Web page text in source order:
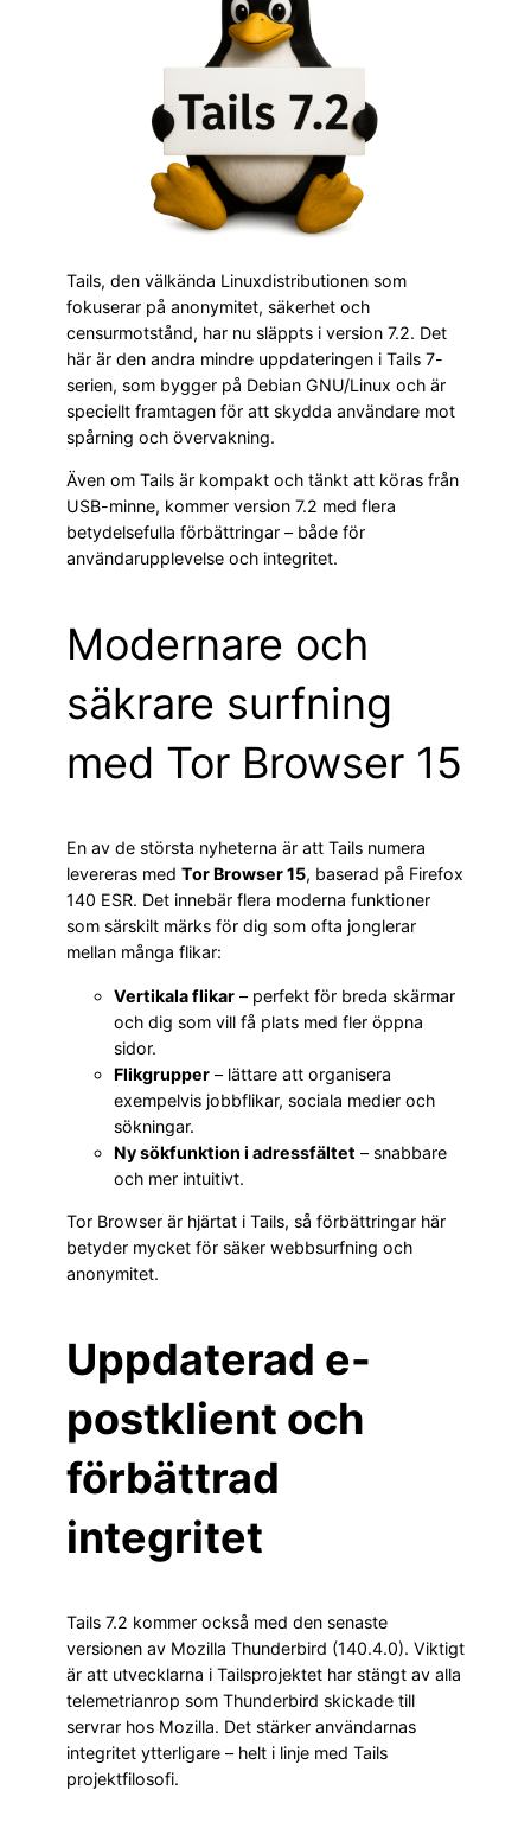
Tails, den välkända Linuxdistributionen som
fokuserar på anonymitet, säkerhet och
censurmotstånd, har nu släppts i version 7.2. Det
här är den andra mindre uppdateringen i Tails 7-
serien, som bygger på Debian GNU/Linux och är
speciellt framtagen för att skydda användare mot
spårning och övervakning.
Även om Tails är kompakt och tänkt att köras från
USB-minne, kommer version 7.2 med flera
betydelsefulla förbättringar – både för
användarupplevelse och integritet.
Modernare och
säkrare surfning
med Tor Browser 15
En av de största nyheterna är att Tails numera
levereras med Tor Browser 15, baserad på Firefox
140 ESR. Det innebär flera moderna funktioner
som särskilt märks för dig som ofta jonglerar
mellan många flikar:
Vertikala flikar – perfekt för breda skärmar
och dig som vill få plats med fler öppna
sidor.
Flikgrupper – lättare att organisera
exempelvis jobbflikar, sociala medier och
sökningar.
Ny sökfunktion i adressfältet – snabbare
och mer intuitivt.
Tor Browser är hjärtat i Tails, så förbättringar här
betyder mycket för säker webbsurfning och
anonymitet.
Uppdaterad e-
postklient och
förbättrad
integritet
Tails 7.2 kommer också med den senaste
versionen av Mozilla Thunderbird (140.4.0). Viktigt
är att utvecklarna i Tailsprojektet har stängt av alla
telemetrianrop som Thunderbird skickade till
servrar hos Mozilla. Det stärker användarnas
integritet ytterligare – helt i linje med Tails
projektfilosofi.